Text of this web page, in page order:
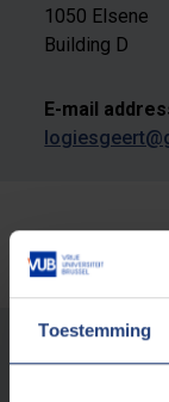
Toestemming
1050 Elsene
Building D
E-mail
Was